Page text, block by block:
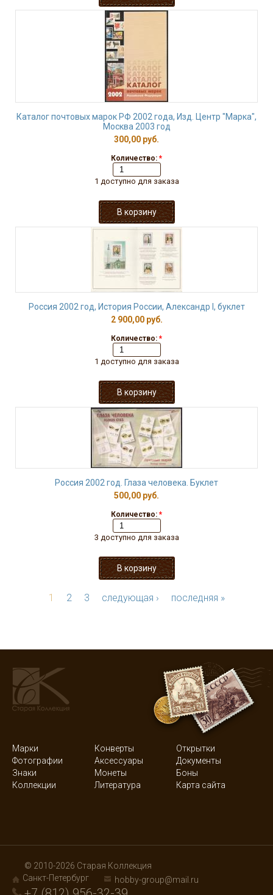
Каталог почтовых марок РФ 2002 года, Изд. Центр "Марка",
Москва 2003 год
300,00 руб.
Количество: *
1 доступно для заказа
Россия 2002 год, История России, Александр I, буклет
2 900,00 руб.
Количество: *
1 доступно для заказа
Россия 2002 год. Глаза человека. Буклет
500,00 руб.
Количество: *
3 доступно для заказа
1 2 3 следующая › последняя »
Марки Конверты
Открытки
Фотографии
Аксессуары
Документы
Знаки
Монеты
Боны
Коллекции
Литература Карта сайта
© 2010-2026 Старая Коллекция
Санкт-Петербург
hobby-group@mail.ru